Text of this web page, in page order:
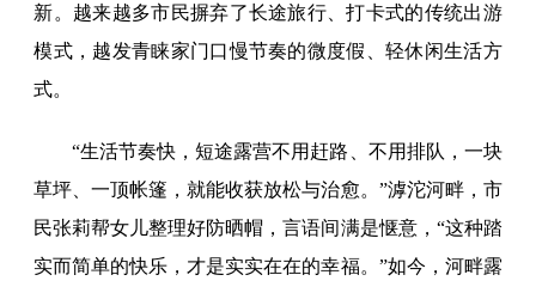
新。越来越多市民摒弃了长途旅行、打卡式的传统出游
模式，越发青睐家门口慢节奏的微度假、轻休闲生活方
式。
“生活节奏快，短途露营不用赶路、不用排队，一块
草坪、一顶帐篷，就能收获放松与治愈。”滹沱河畔，市
民张莉帮女儿整理好防晒帽，言语间满是惬意，“这种踏
实而简单的快乐，才是实实在在的幸福。”如今，河畔露